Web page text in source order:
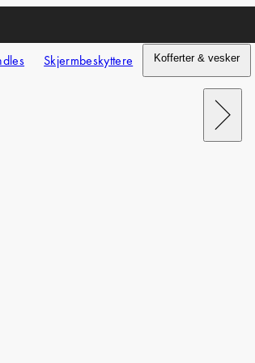
Skjermbeskyttere Kofferter & vesker
Next